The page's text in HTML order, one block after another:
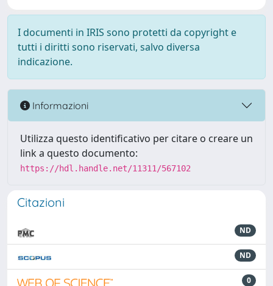
I documenti in IRIS sono protetti da copyright e
tutti i diritti sono riservati, salvo diversa
indicazione.
Informazioni
Utilizza questo identificativo per citare o creare un
link a questo documento:
https://hdl.handle.net/11311/567102
Citazioni
ND
ND
0